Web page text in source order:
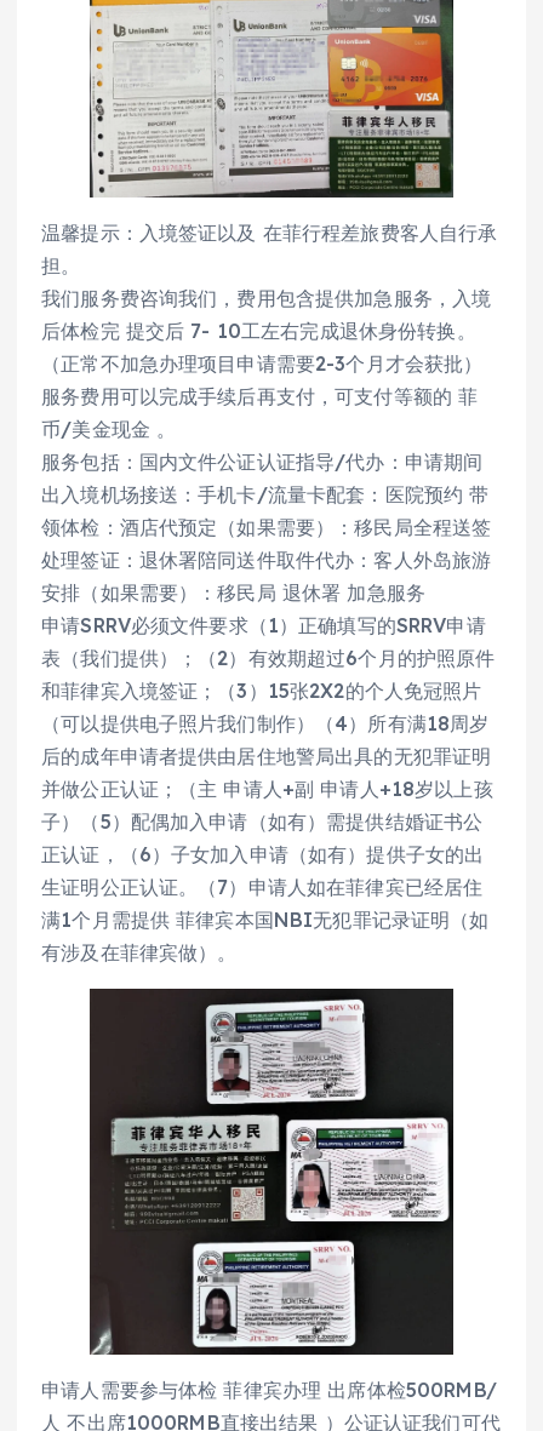
温馨提示：入境签证以及 在菲行程差旅费客人自行承
担。
我们服务费咨询我们，费用包含提供加急服务，入境
后体检完 提交后 7- 10工左右完成退休身份转换。
（正常不加急办理项目申请需要2-3个月才会获批）
服务费用可以完成手续后再支付，可支付等额的 菲
币/美金现金 。
服务包括：国内文件公证认证指导/代办：申请期间
出入境机场接送：手机卡/流量卡配套：医院预约 带
领体检：酒店代预定（如果需要）：移民局全程送签
处理签证：退休署陪同送件取件代办：客人外岛旅游
安排（如果需要）：移民局 退休署 加急服务
申请SRRV必须文件要求（1）正确填写的SRRV申请
表（我们提供）；（2）有效期超过6个月的护照原件
和菲律宾入境签证；（3）15张2X2的个人免冠照片
（可以提供电子照片我们制作）（4）所有满18周岁
后的成年申请者提供由居住地警局出具的无犯罪证明
并做公正认证；（主 申请人+副 申请人+18岁以上孩
子）（5）配偶加入申请（如有）需提供结婚证书公
正认证，（6）子女加入申请（如有）提供子女的出
生证明公正认证。（7）申请人如在菲律宾已经居住
满1个月需提供 菲律宾本国NBI无犯罪记录证明（如
有涉及在菲律宾做）。
申请人需要参与体检 菲律宾办理 出席体检500RMB/
人 不出席1000RMB直接出结果 ）公证认证我们可代